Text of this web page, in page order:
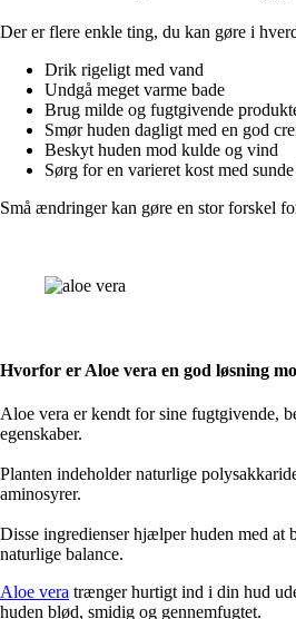
Der er flere enkle ting, du kan gøre i
Drik rigeligt med vand
Undgå meget varme bade
Brug milde og fugtgivende
Smør huden dagligt med en god
Beskyt huden mod kulde og vind
Sørg for en varieret kost med
Små ændringer kan gøre en stor forskel
Hvorfor er Aloe vera en god løsning
Aloe vera er kendt for sine fugtgivende,
egenskaber.
Planten indeholder naturlige
aminosyrer.
Disse ingredienser hjælper huden med at
naturlige balance.
Aloe vera trænger hurtigt ind i din hud
huden blød, smidig og gennemfugtet.